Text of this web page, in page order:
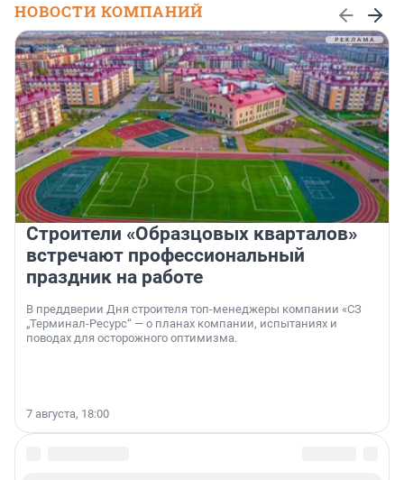
НОВОСТИ КОМПАНИЙ
Строители «Образцовых кварталов»
встречают профессиональный
праздник на работе
В преддверии Дня строителя топ-менеджеры компании «СЗ
„Терминал-Ресурс“ — о планах компании, испытаниях и
поводах для осторожного оптимизма.
7 августа, 18:00